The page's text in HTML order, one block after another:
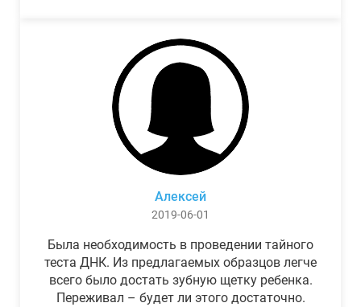
Алексей
2019-06-01
Была необходимость в проведении тайного
теста ДНК. Из предлагаемых образцов легче
всего было достать зубную щетку ребенка.
Переживал – будет ли этого достаточно.